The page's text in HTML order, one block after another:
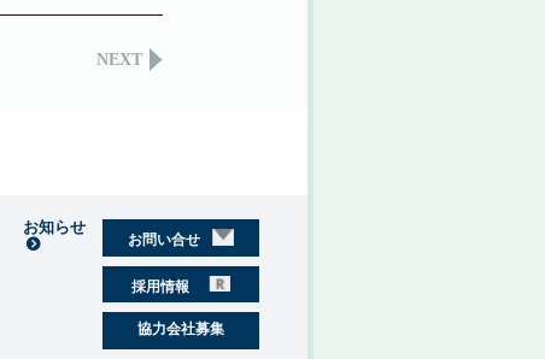
NEXT
お知らせ
お問い合せ
採用情報
協力会社募集